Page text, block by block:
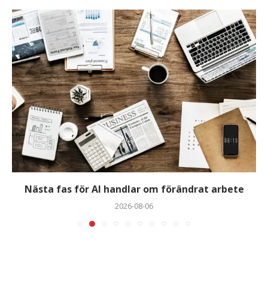
Nästa fas för AI handlar om förändrat arbete
2026-08-06